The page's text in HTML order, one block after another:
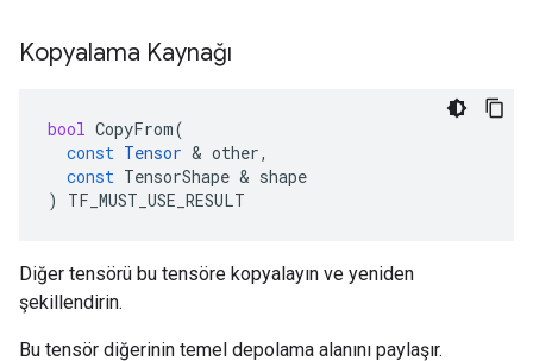
Kopyalama Kaynağı
bool CopyFrom(
const Tensor & other,
const TensorShape & shape
)
TF_MUST_USE_RESULT
Diğer tensörü bu tensöre kopyalayın ve yeniden
şekillendirin.
Bu tensör diğerinin temel depolama alanını paylaşır.